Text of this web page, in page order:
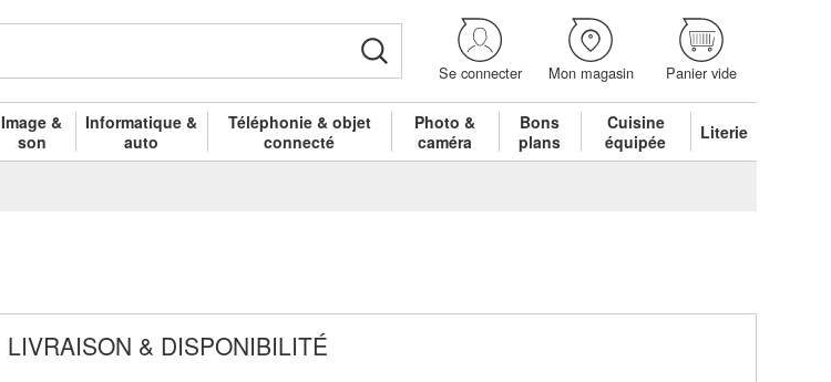
Se connecter Mon magasin Panier vide
Image &
son
Informatique &
auto
Téléphonie & objet
connecté
Photo &
caméra
Bons
plans
Cuisine
équipée
Literie
LIVRAISON & DISPONIBILITÉ